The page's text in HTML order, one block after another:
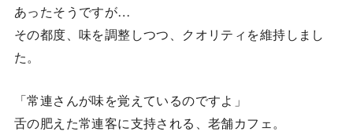
あったそうですが…
その都度、味を調整しつつ、クオリティを維持しまし
た。
「常連さんが味を覚えているのですよ」
舌の肥えた常連客に支持される、老舗カフェ。